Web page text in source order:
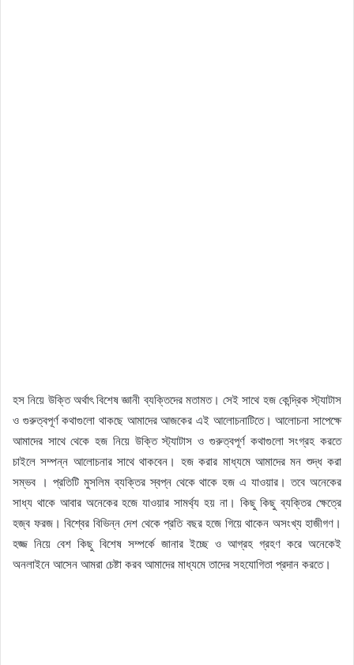
হস নিয়ে উক্তি অর্থাৎ বিশেষ জ্ঞানী ব্যক্তিদের মতামত। সেই সাথে হজ কেন্দ্রিক স্ট্যাটাস
ও গুরুত্বপূর্ণ কথাগুলো থাকছে আমাদের আজকের এই আলোচনাটিতে। আলোচনা সাপেক্ষে
আমাদের সাথে থেকে হজ নিয়ে উক্তি স্ট্যাটাস ও গুরুত্বপূর্ণ কথাগুলো সংগ্রহ করতে
চাইলে সম্পন্ন আলোচনার সাথে থাকবেন। হজ করার মাধ্যমে আমাদের মন শুদ্ধ করা
সম্ভব । প্রতিটি মুসলিম ব্যক্তির স্বপ্ন থেকে থাকে হজ এ যাওয়ার। তবে অনেকের
সাধ্য থাকে আবার অনেকের হজে যাওয়ার সামর্থ্য হয় না। কিছু কিছু ব্যক্তির ক্ষেত্রে
হজ্ব ফরজ। বিশ্বের বিভিন্ন দেশ থেকে প্রতি বছর হজে গিয়ে থাকেন অসংখ্য হাজীগণ।
হজ্জ নিয়ে বেশ কিছু বিশেষ সম্পর্কে জানার ইচ্ছে ও আগ্রহ গ্রহণ করে অনেকেই
অনলাইনে আসেন আমরা চেষ্টা করব আমাদের মাধ্যমে তাদের সহযোগিতা প্রদান করতে।